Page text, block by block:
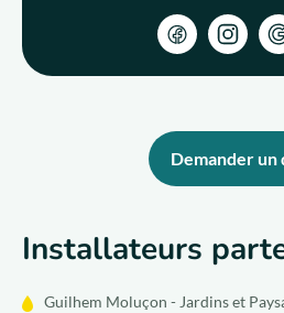
Demander un
Installateurs
Guilhem Moluçon - Jardins et